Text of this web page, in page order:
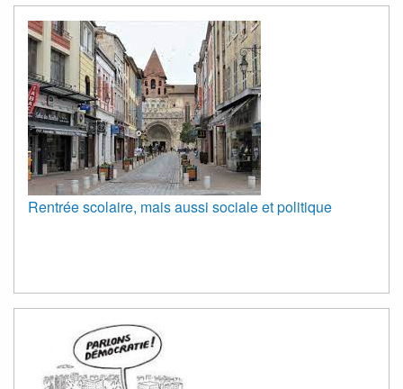
Rentrée scolaire, mais aussi sociale et politique